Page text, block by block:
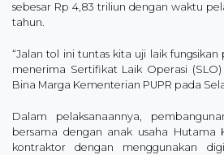
sebesar Rp 4,83 triliun dengan waktu
tahun.
“Jalan tol ini tuntas kita uji laik
menerima Sertifikat Laik Operasi
Bina Marga Kementerian PUPR pada
Dalam pelaksanaannya,
bersama dengan anak usaha Hutama
kontraktor dengan menggunakan